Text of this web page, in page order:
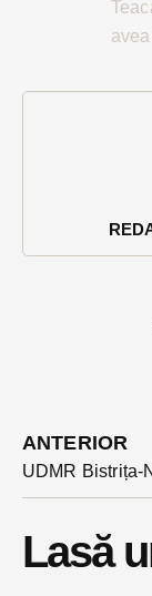
ANTERIOR
Lasă